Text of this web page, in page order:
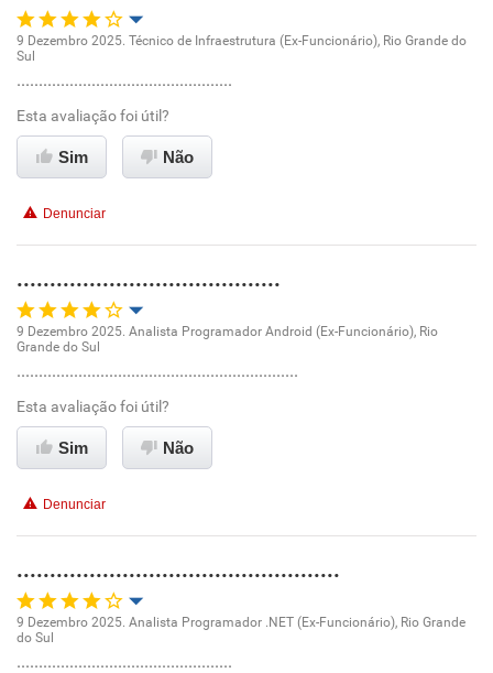
Ambiente de trabalho
Conciliação com a vida familiar
Recomenda esta empresa
9 Dezembro 2025. Técnico de Infraestrutura (Ex-Funcionário), Rio Grande do
Sul
.................................................
Esta avaliação foi útil?
Sim Não
Denunciar
........................................
Oportunidade de promoção
Ambiente de trabalho
Conciliação com a vida familiar
Recomenda esta empresa
9 Dezembro 2025. Analista Programador Android (Ex-Funcionário), Rio
Grande do Sul
................................................................
Esta avaliação foi útil?
Sim Não
Denunciar
.................................................
Oportunidade de promoção
9 Dezembro 2025. Analista Programador .NET (Ex-Funcionário), Rio Grande
do Sul
.................................................